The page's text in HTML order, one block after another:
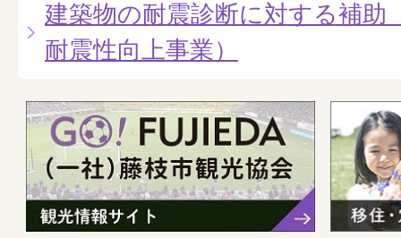
建築物の耐震診断に対する補助
耐震性向上事業）